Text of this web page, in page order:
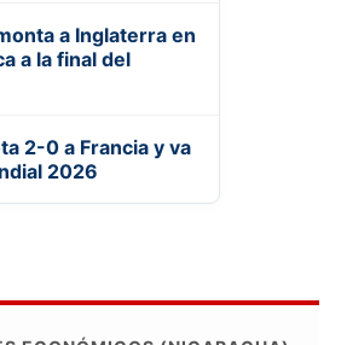
a Inglaterra en
a la final del
2-0 a Francia y va
2026